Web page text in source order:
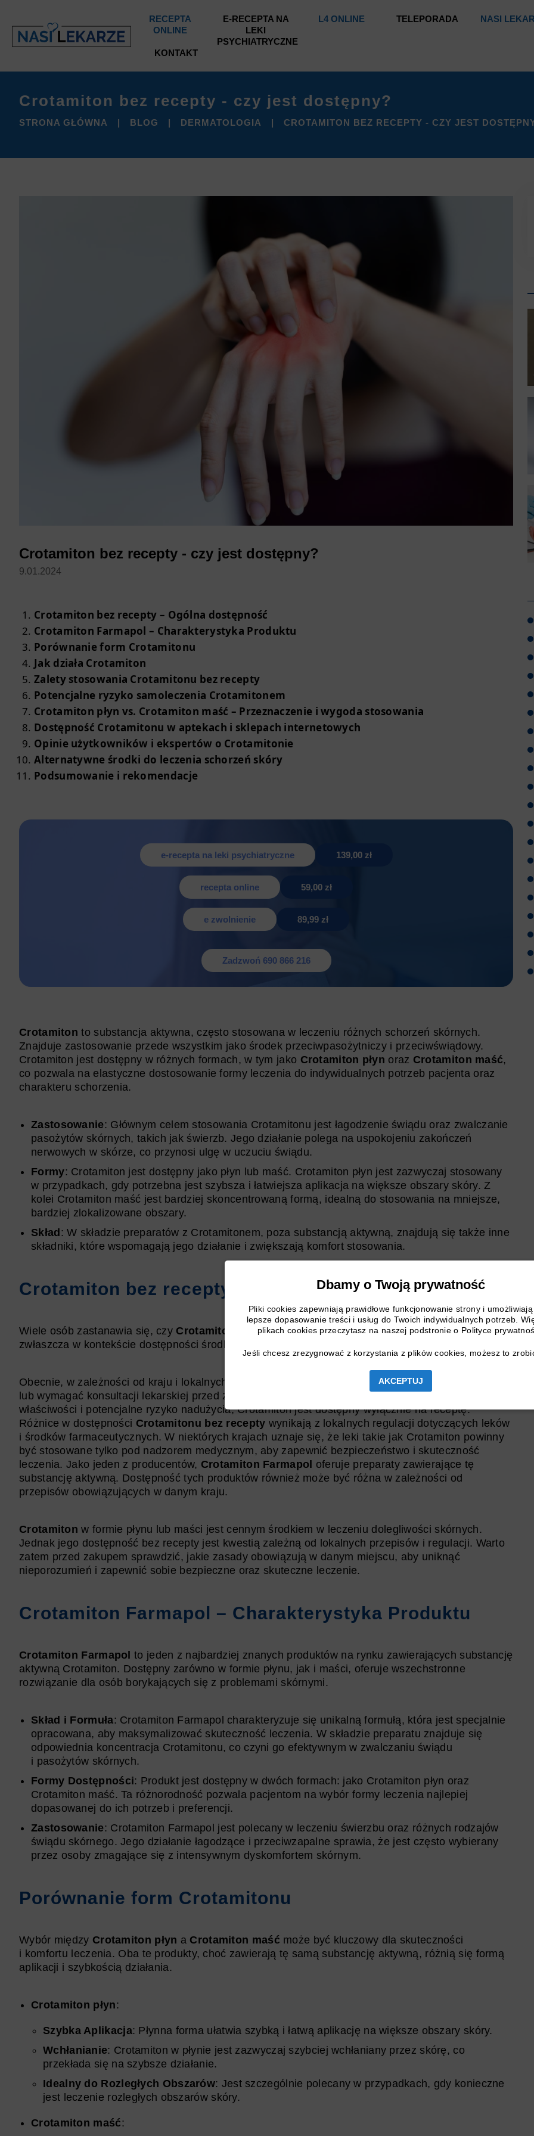
Dbamy o Twoją prywatność
Pliki cookies zapewniają prawidłowe funkcjonowanie strony i
lepsze dopasowanie treści i usług do Twoich indywidualnych potrzeb.
plikach cookies przeczytasz na naszej podstronie o Polityce
Jeśli chcesz zrezygnować z korzystania z plików cookies, możesz to
AKCEPTUJ
RECEPTA
ONLINE
E-RECEPTA NA
LEKI
PSYCHIATRYCZNE
L4 ONLINE TELEPORADA NASI
KONTAKT
Crotamiton bez recepty - czy jest dostępny?
STRONA GŁÓWNA BLOG DERMATOLOGIA CROTAMITON BEZ RECEPTY - CZY JEST
Crotamiton bez recepty - czy jest dostępny?
9.01.2024
Crotamiton bez recepty – Ogólna dostępność
Crotamiton Farmapol – Charakterystyka Produktu
Porównanie form Crotamitonu
Jak działa Crotamiton
Zalety stosowania Crotamitonu bez recepty
Potencjalne ryzyko samoleczenia Crotamitonem
Crotamiton płyn vs. Crotamiton maść – Przeznaczenie i wygoda stosowania
Dostępność Crotamitonu w aptekach i sklepach internetowych
Opinie użytkowników i ekspertów o Crotamitonie
Alternatywne środki do leczenia schorzeń skóry
Podsumowanie i rekomendacje
e-recepta na leki psychiatryczne 139,00 zł
recepta online 59,00 zł
e zwolnienie 89,99 zł
Zadzwoń 690 866 216
Crotamiton to substancja aktywna, często stosowana w leczeniu różnych schorzeń skórnych.
Znajduje zastosowanie przede wszystkim jako środek przeciwpasożytniczy i przeciwświądowy.
Crotamiton jest dostępny w różnych formach, w tym jako Crotamiton płyn oraz Crotamiton maść,
co pozwala na elastyczne dostosowanie formy leczenia do indywidualnych potrzeb pacjenta oraz
charakteru schorzenia.
Zastosowanie: Głównym celem stosowania Crotamitonu jest łagodzenie świądu oraz zwalczanie
pasożytów skórnych, takich jak świerzb. Jego działanie polega na uspokojeniu zakończeń
nerwowych w skórze, co przynosi ulgę w uczuciu świądu.
Formy: Crotamiton jest dostępny jako płyn lub maść. Crotamiton płyn jest zazwyczaj stosowany
w przypadkach, gdy potrzebna jest szybsza i łatwiejsza aplikacja na większe obszary skóry. Z
kolei Crotamiton maść jest bardziej skoncentrowaną formą, idealną do stosowania na mniejsze,
bardziej zlokalizowane obszary.
Skład : W składzie preparatów z Crotamitonem, poza substancją aktywną, znajdują się także inne
składniki, które wspomagają jego działanie i zwiększają komfort stosowania.
Crotamiton bez recepty – Ogólna dostępność
Wiele osób zastanawia się, czy Crotamiton bez receptyjest dostępny na rynku. To ważne pytanie,
zwłaszcza w kontekście dostępności środków przeciwpasożytniczych i przeciwświądowych.
Obecnie, w zależności od kraju i lokalnych przepisów, Crotamiton może być dostępny bez recepty
lub wymagać konsultacji lekarskiej przed zakupem. W wielu miejscach, ze względu na jego
właściwości i potencjalne ryzyko nadużycia, Crotamiton jest dostępny wyłącznie na receptę.
Różnice w dostępności Crotamitonu bez recepty wynikają z lokalnych regulacji dotyczących leków
i środków farmaceutycznych. W niektórych krajach uznaje się, że leki takie jak Crotamiton powinny
być stosowane tylko pod nadzorem medycznym, aby zapewnić bezpieczeństwo i skuteczność
leczenia. Jako jeden z producentów, Crotamiton Farmapol
oferuje preparaty zawierające tę
substancję aktywną. Dostępność tych produktów również może być różna w zależności od
przepisów obowiązujących w danym kraju.
Crotamiton w formie płynu lub maści jest cennym środkiem w leczeniu dolegliwości skórnych.
Jednak jego dostępność bez recepty jest kwestią zależną od lokalnych przepisów i regulacji. Warto
zatem przed zakupem sprawdzić, jakie zasady obowiązują w danym miejscu, aby uniknąć
nieporozumień i zapewnić sobie bezpieczne oraz skuteczne leczenie.
Crotamiton Farmapol – Charakterystyka Produktu
Crotamiton Farmapol to jeden z najbardziej znanych produktów na rynku zawierających substancję
aktywną Crotamiton. Dostępny zarówno w formie płynu, jak i maści, oferuje wszechstronne
rozwiązanie dla osób borykających się z problemami skórnymi.
Skład i Formuła: Crotamiton Farmapol charakteryzuje się unikalną formułą, która jest specjalnie
opracowana, aby maksymalizować skuteczność leczenia. W składzie preparatu znajduje się
odpowiednia koncentracja Crotamitonu, co czyni go efektywnym w zwalczaniu świądu
i pasożytów skórnych.
Formy Dostępności: Produkt jest dostępny w dwóch formach: jako Crotamiton płyn oraz
Crotamiton maść. Ta różnorodność pozwala pacjentom na wybór formy leczenia najlepiej
dopasowanej do ich potrzeb i preferencji.
Zastosowanie: Crotamiton Farmapol jest polecany w leczeniu świerzbu oraz różnych rodzajów
świądu skórnego. Jego działanie łagodzące i przeciwzapalne sprawia, że jest często wybierany
przez osoby zmagające się z intensywnym dyskomfortem skórnym.
Porównanie form Crotamitonu
Wybór między Crotamiton płyn a Crotamiton maśćmoże być kluczowy dla skuteczności
i komfortu leczenia. Oba te produkty, choć zawierają tę samą substancję aktywną, różnią się formą
aplikacji i szybkością działania.
Crotamiton płyn:
Szybka Aplikacja: Płynna forma ułatwia szybką i łatwą aplikację na większe obszary skóry.
Wchłanianie: Crotamiton w płynie jest zazwyczaj szybciej wchłaniany przez skórę, co
przekłada się na szybsze działanie.
Idealny do Rozległych Obszarów: Jest szczególnie polecany w przypadkach, gdy konieczne
jest leczenie rozległych obszarów skóry.
Crotamiton maść: